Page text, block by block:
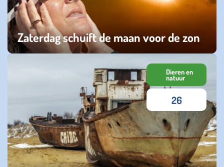
Zaterdag schuift de maan voor de zon
vrijdag 28 maart 2025
Dieren en
natuur
26